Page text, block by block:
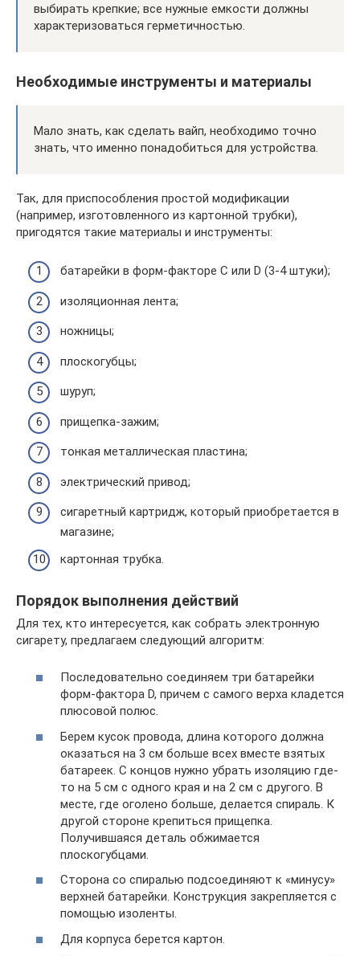
выбирать крепкие; все нужные емкости должны
характеризоваться герметичностью.
Необходимые инструменты и материалы
Мало знать, как сделать вайп, необходимо точно
знать, что именно понадобиться для устройства.
Так, для приспособления простой модификации
(например, изготовленного из картонной трубки),
пригодятся такие материалы и инструменты:
батарейки в форм-факторе C или D (3-4 штуки);
изоляционная лента;
ножницы;
плоскогубцы;
шуруп;
прищепка-зажим;
тонкая металлическая пластина;
электрический привод;
сигаретный картридж, который приобретается в
магазине;
картонная трубка.
Порядок выполнения действий
Для тех, кто интересуется, как собрать электронную
сигарету, предлагаем следующий алгоритм:
Последовательно соединяем три батарейки
форм-фактора D, причем с самого верха кладется
плюсовой полюс.
Берем кусок провода, длина которого должна
оказаться на 3 см больше всех вместе взятых
батареек. С концов нужно убрать изоляцию где-
то на 5 см с одного края и на 2 см с другого. В
месте, где оголено больше, делается спираль. К
другой стороне крепиться прищепка.
Получившаяся деталь обжимается
плоскогубцами.
Сторона со спиралью подсоединяют к «минусу»
верхней батарейки. Конструкция закрепляется с
помощью изоленты.
Для корпуса берется картон.